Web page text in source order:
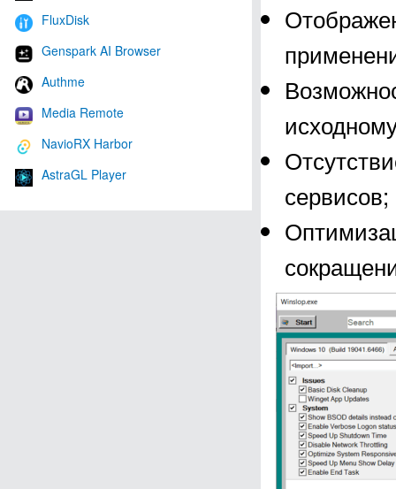
FluxDisk
Genspark AI Browser
Authme
Media Remote
NavioRX Harbor
AstraGL Player
сервисов;